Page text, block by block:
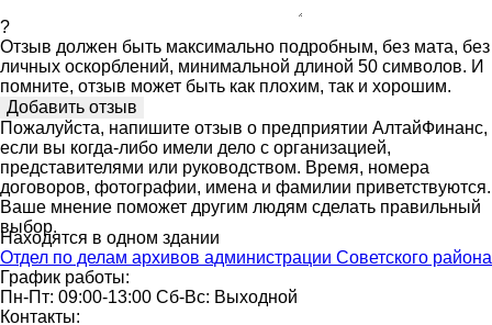
?
Отзыв должен быть максимально подробным, без мата, без
личных оскорблений, минимальной длиной 50 символов. И
помните, отзыв может быть как плохим, так и хорошим.
Пожалуйста, напишите отзыв о предприятии АлтайФинанс,
если вы когда-либо имели дело с организацией,
представителями или руководством. Время, номера
договоров, фотографии, имена и фамилии приветствуются.
Ваше мнение поможет другим людям сделать правильный
выбор.
Находятся в одном здании
Отдел по делам архивов администрации Советского района
График работы:
Пн-Пт: 09:00-13:00 Сб-Вс: Выходной
Контакты: